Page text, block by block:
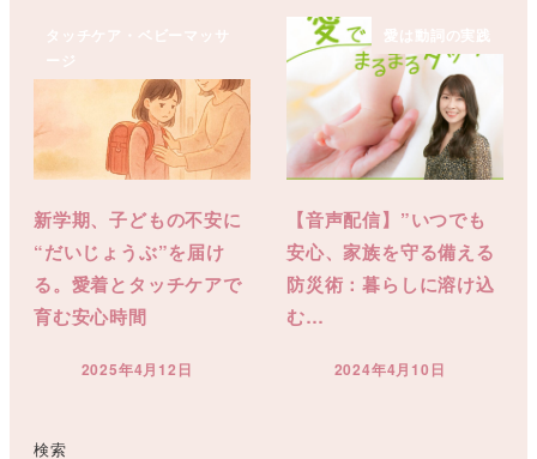
タッチケア・ベビーマッサ
ージ
新学期、子どもの不安に
“だいじょうぶ”を届け
る。愛着とタッチケアで
育む安心時間
投稿日
2025年4月12日
愛は動詞の実践
【音声配信】”いつでも
安心、家族を守る備える
防災術：暮らしに溶け込
む…
投稿日
2024年4月10日
検索